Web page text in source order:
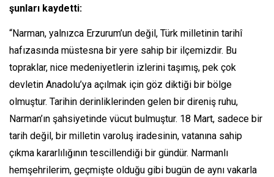
şunları kaydetti:
“Narman, yalnızca Erzurum’un değil, Türk milletinin tarihî
hafızasında müstesna bir yere sahip bir ilçemizdir. Bu
topraklar, nice medeniyetlerin izlerini taşımış, pek çok
devletin Anadolu’ya açılmak için göz diktiği bir bölge
olmuştur. Tarihin derinliklerinden gelen bir direniş ruhu,
Narman’ın şahsiyetinde vücut bulmuştur. 18 Mart, sadece bir
tarih değil, bir milletin varoluş iradesinin, vatanına sahip
çıkma kararlılığının tescillendiği bir gündür. Narmanlı
hemşehrilerim, geçmişte olduğu gibi bugün de aynı vakarla